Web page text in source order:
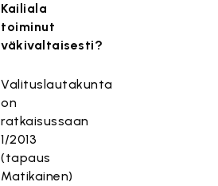
Kailiala
toiminut
väkivaltaisesti?
Valituslautakunta
on
ratkaisussaan
1/2013
(tapaus
Matikainen)